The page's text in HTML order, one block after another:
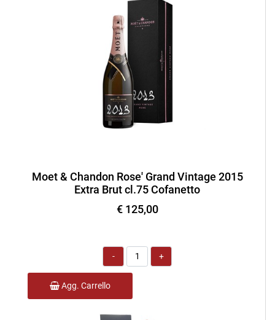
Moet & Chandon Rose' Grand Vintage 2015
Extra Brut cl.75 Cofanetto
€ 125,00
Quantità
Agg. Carrello